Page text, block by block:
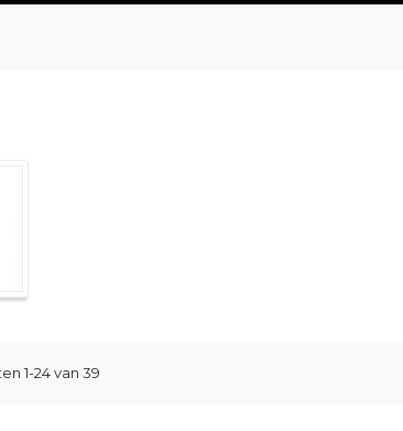
1-24van 39